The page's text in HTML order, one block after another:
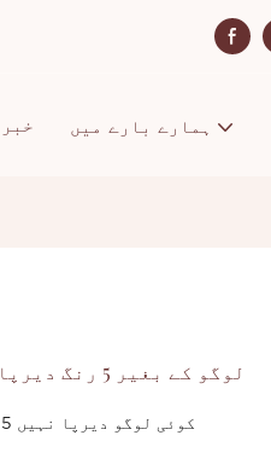
ہمارے بارے میں
لوگو کے بغیر 5 رنگ دیرپا واٹر پروف مائکرو بلیڈ آئی برو پنسل
کوئی لوگو دیرپا نہیں 5 رنگوں کی واٹر پروف مائکرو بلیڈنگ ابرو پنسل